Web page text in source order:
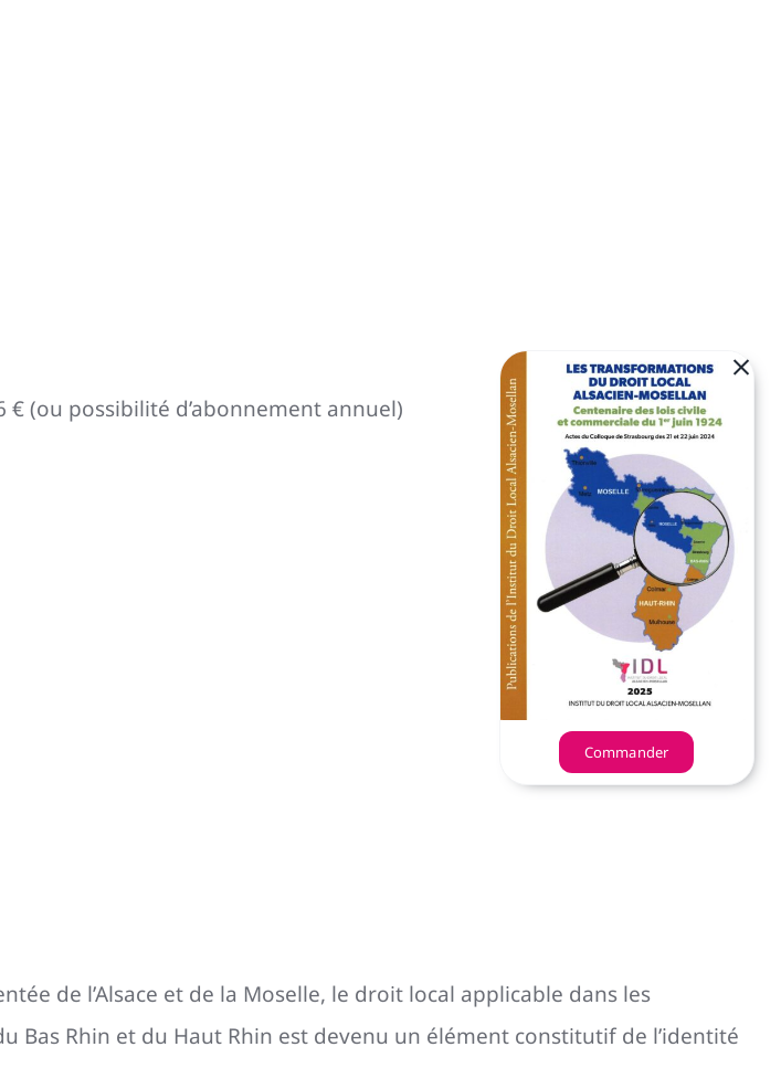
€ (ou possibilité d’abonnement annuel)
de l’Alsace et de la Moselle, le droit local applicable dans les
Bas Rhin et du Haut Rhin est devenu un élément constitutif de l’identité
Commander